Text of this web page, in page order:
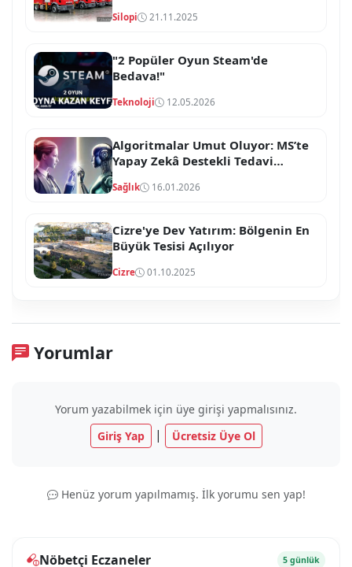
Silopi 21.11.2025
"2 Popüler Oyun Steam'de
Bedava!"
Teknoloji 12.05.2026
Algoritmalar Umut Oluyor: MS’te
Yapay Zekâ Destekli Tedavi
Sağlık 16.01.2026
Cizre'ye Dev Yatırım: Bölgenin En
Büyük Tesisi Açılıyor
Cizre 01.10.2025
Yorumlar
Yorum yazabilmek için üye girişi yapmalısınız.
Giriş Yap
| Ücretsiz Üye Ol
Henüz yorum yapılmamış. İlk yorumu sen yap!
Nöbetçi Eczaneler 5 günlük